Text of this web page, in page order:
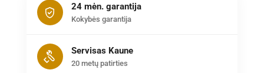
24 mėn. garantija
Kokybės garantija
Servisas Kaune
20 metų patirties